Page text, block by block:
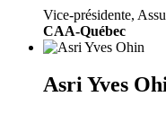
Vice-présidente,
CAA-Québec
Asri Yves